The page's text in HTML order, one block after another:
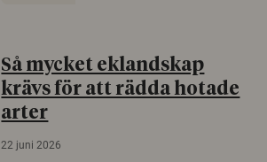
Så mycket eklandskap
krävs för att rädda hotade
arter
22 juni 2026